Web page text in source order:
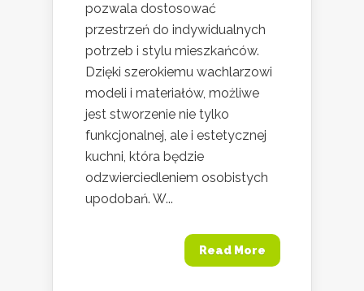
pozwala dostosować
przestrzeń do indywidualnych
potrzeb i stylu mieszkańców.
Dzięki szerokiemu wachlarzowi
modeli i materiałów, możliwe
jest stworzenie nie tylko
funkcjonalnej, ale i estetycznej
kuchni, która będzie
odzwierciedleniem osobistych
upodobań. W...
Read More